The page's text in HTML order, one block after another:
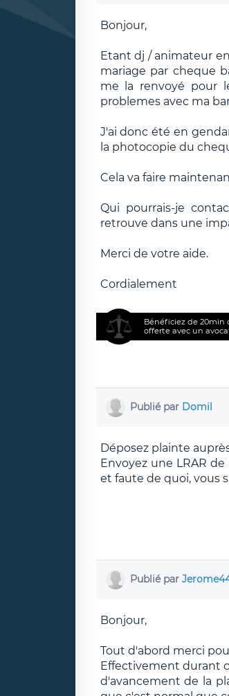
Bonjour,
Etant dj / animateur
mariage par cheque
me la renvoyé pour
problemes avec ma
J'ai donc été en
la photocopie du
Cela va faire
Qui pourrais-je
retrouve dans une
Merci de votre aide.
Cordialement
Bénéficiez de 20min
offerte avec un
Publié par Domil
Déposez plainte
Envoyez une LRAR
et faute de quoi, vous
Publié par
Bonjour,
Tout d'abord merci
Effectivement durant
d'avancement de la